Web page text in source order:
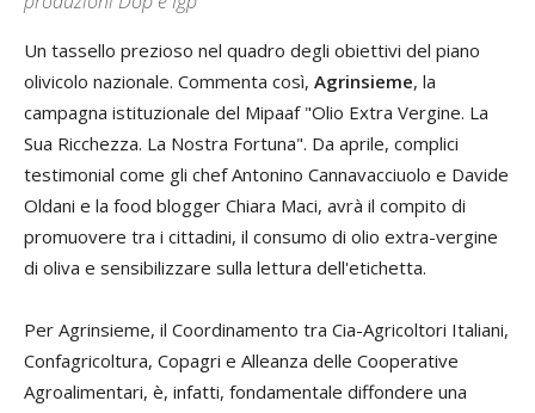
Un tassello prezioso nel quadro degli obiettivi del piano
olivicolo nazionale. Commenta così, Agrinsieme, la
campagna istituzionale del Mipaaf "Olio Extra Vergine. La
Sua Ricchezza. La Nostra Fortuna". Da aprile, complici
testimonial come gli chef Antonino Cannavacciuolo e Davide
Oldani e la food blogger Chiara Maci, avrà il compito di
promuovere tra i cittadini, il consumo di olio extra-vergine
di oliva e sensibilizzare sulla lettura dell'etichetta.
Per Agrinsieme, il Coordinamento tra Cia-Agricoltori Italiani,
Confagricoltura, Copagri e Alleanza delle Cooperative
Agroalimentari, è, infatti, fondamentale diffondere una